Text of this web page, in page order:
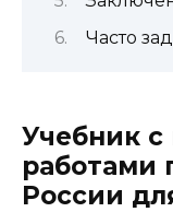
Часто
Учебник
работами
России